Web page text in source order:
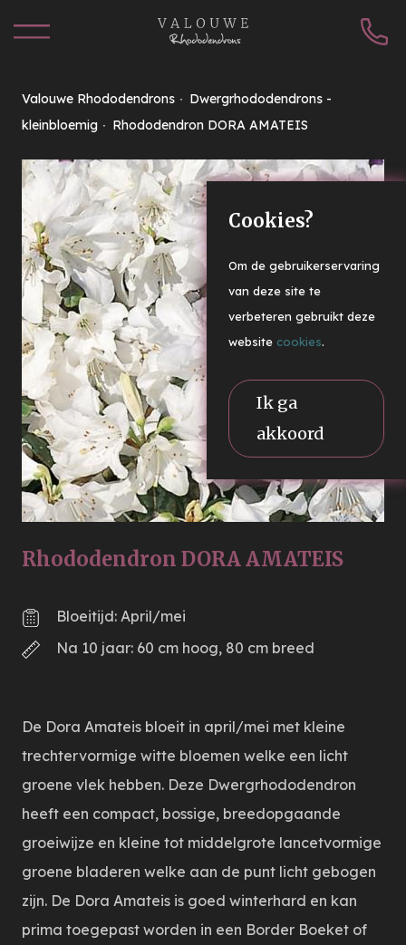
Valouwe Rhododendrons
Dwergrhododendrons -
kleinbloemig
Rhododendron DORA AMATEIS
Rhododendron DORA AMATEIS
Bloeitijd: April/mei
Na 10 jaar: 60 cm hoog, 80 cm breed
De Dora Amateis bloeit in april/mei met kleine
trechtervormige witte bloemen welke een licht
groene vlek hebben. Deze Dwergrhododendron
heeft een compact, bossige, breedopgaande
groeiwijze en kleine tot middelgrote lancetvormige
groene bladeren welke aan de punt licht gebogen
zijn. De Dora Amateis is goed winterhard en kan
prima toegepast worden in een Border Boeket of
Cookies?
Om de gebruikerservaring
van deze site te
verbeteren gebruikt deze
website cookies.
Ik ga
akkoord